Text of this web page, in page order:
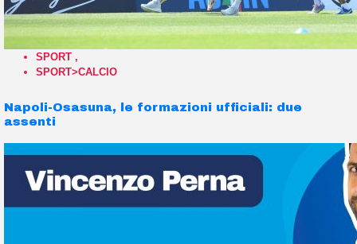
SPORT ,
SPORT>CALCIO
Napoli-Osasuna, le formazioni ufficiali: due
assenti